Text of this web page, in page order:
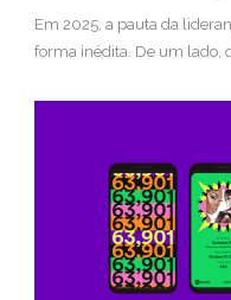
Em 2025, a pauta da
forma inédita. De um lado,